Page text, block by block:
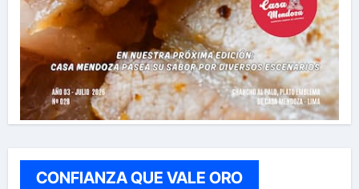
CONFIANZA QUE VALE ORO